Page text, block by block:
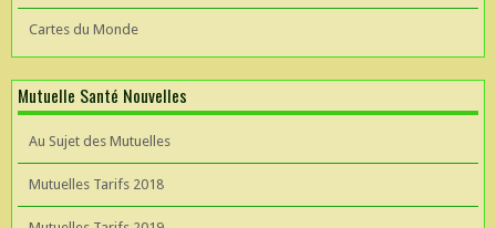
Cartes du Monde
Mutuelle Santé Nouvelles
Au Sujet des Mutuelles
Mutuelles Tarifs 2018